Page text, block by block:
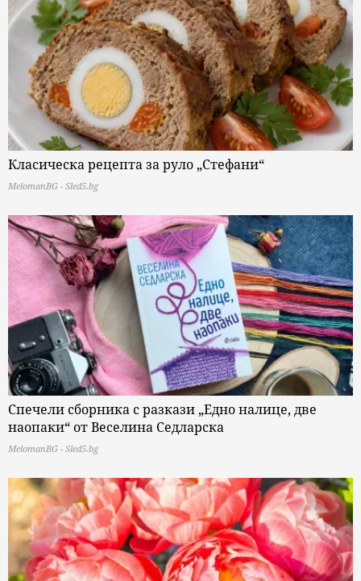
Класическа рецепта за руло „Стефани“
MelomanBG - Sled5.bg
Спечели сборника с разкази „Едно налице, две
наопаки“ от Веселина Седларска
MelomanBG - Sled5.bg